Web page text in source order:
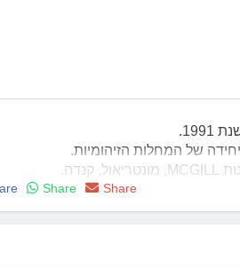
הדרכתיים של צוותי רפואה מארצות
Share Share